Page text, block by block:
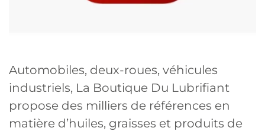
Automobiles, deux-roues, véhicules
industriels, La Boutique Du Lubrifiant
propose des milliers de références en
matière d’huiles, graisses et produits de